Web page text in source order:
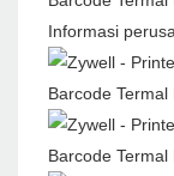
Informasi